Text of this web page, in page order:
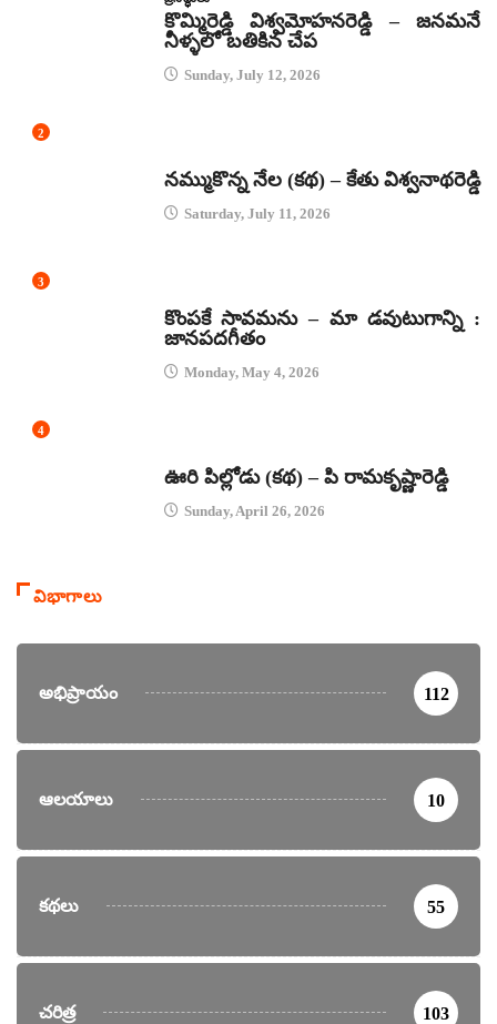
కొమ్మిరెడ్డి విశ్వమోహనరెడ్డి – జనమనే
నీళ్ళలో బతికిన చేప
Sunday, July 12, 2026
2
నమ్ముకొన్న నేల (కథ) – కేతు విశ్వనాథరెడ్డి
Saturday, July 11, 2026
3
కొంపకే సావమను – మా డవుటుగాన్ని :
జానపదగీతం
Monday, May 4, 2026
4
ఊరి పిల్లోడు (కథ) – పి రామకృష్ణారెడ్డి
Sunday, April 26, 2026
విభాగాలు
అభిప్రాయం 112
ఆలయాలు 10
కథలు 55
చరిత్ర 103